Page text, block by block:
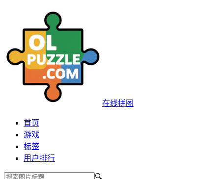
在线拼图
首页
游戏
标签
用户排行
🔍